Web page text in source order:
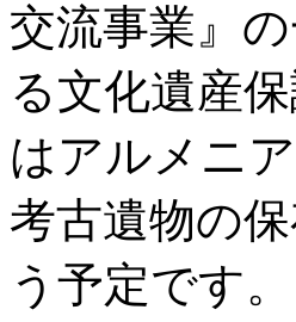
交流事業』
る文化遺産
はアルメニ
考古遺物の
う予定です。